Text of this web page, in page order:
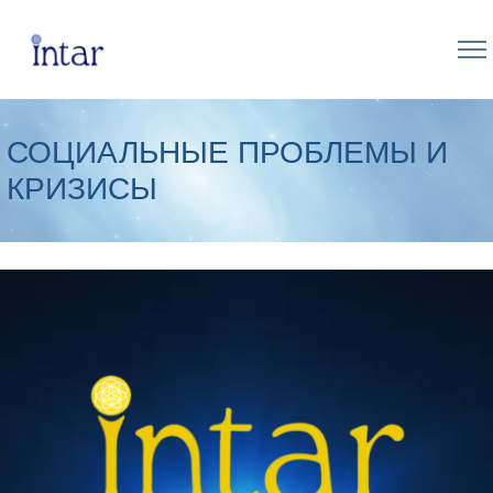
СОЦИАЛЬНЫЕ ПРОБЛЕМЫ И
КРИЗИСЫ